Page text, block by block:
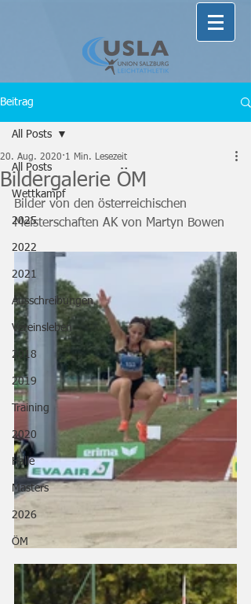
Beitrag
All Posts
Wettkampf
2025
2022
2021
Ausschreibungen
Vereinsleben
2018
2019
Training
2020
Halle
Masters
2026
ÖM
All Posts
Bildergalerie ÖM
20. Aug. 2020 1 Min. Lesezeit
Bilder von den österreichischen
Meisterschaften AK von Martyn Bowen